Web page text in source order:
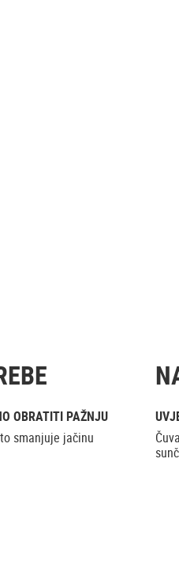
OBRATITI PAŽNJU
smanjuje jačinu